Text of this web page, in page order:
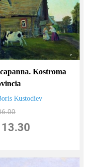
Kostroma
Kustodiev